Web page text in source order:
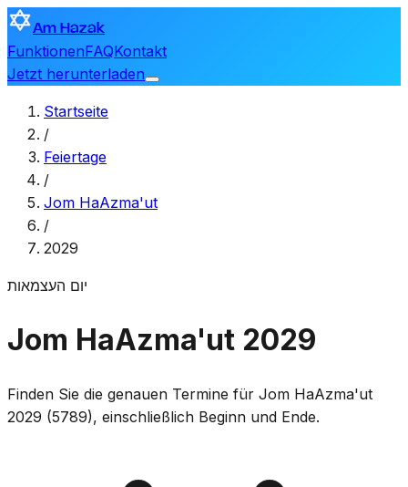
Am Hazak
FunktionenFAQKontakt
Jetzt herunterladen
Startseite
/
Feiertage
/
Jom HaAzma'ut
/
2029
יום העצמאות
Jom HaAzma'ut 2029
Finden Sie die genauen Termine für Jom HaAzma'ut
2029 (5789), einschließlich Beginn und Ende.